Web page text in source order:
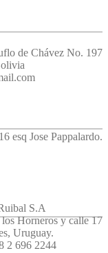
de Chávez No. 197
esq Jose Pappalardo.
S.A
Horneros y calle 17
Uruguay.
2 696 2244